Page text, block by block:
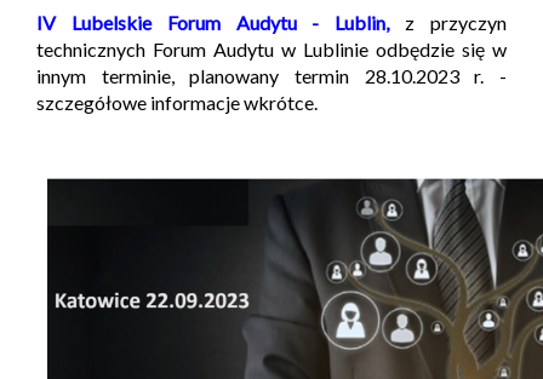
IV Lubelskie Forum Audytu - Lublin,
z przyczyn
technicznych Forum Audytu w Lublinie odbędzie się w
innym terminie, planowany termin 28.10.2023 r. -
szczegółowe informacje wkrótce.